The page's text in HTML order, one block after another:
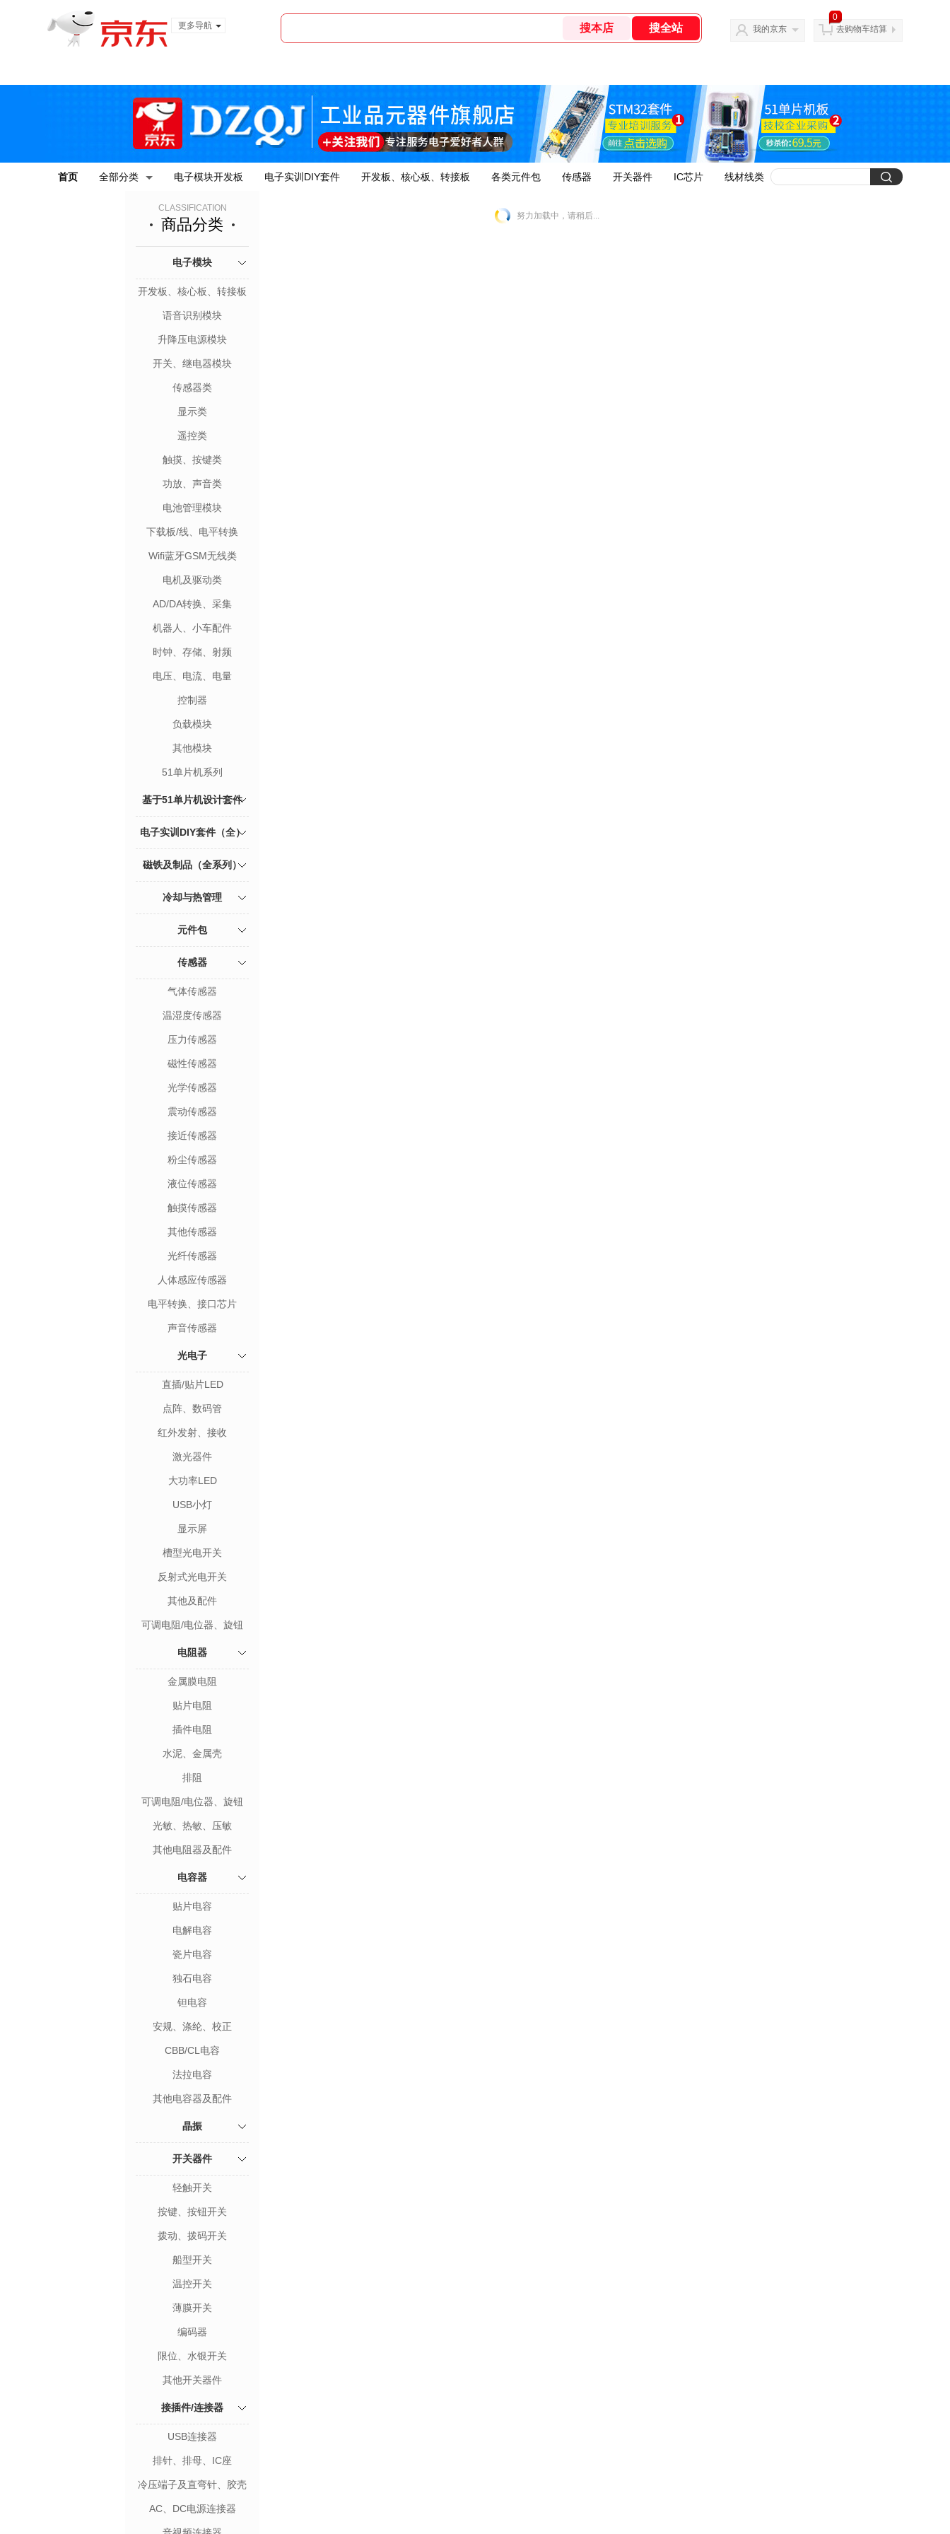
更多导航
我的京东
0
去购物车结算
首页 全部分类 电子模块开发板 电子实训DIY套件 开发板、核心板、转接板 各类元件包 传感器 开关器件 IC芯片 线材线类
CLASSIFICATION
商品分类
电子模块
开发板、核心板、转接板
语音识别模块
升降压电源模块
开关、继电器模块
传感器类
显示类
遥控类
触摸、按键类
功放、声音类
电池管理模块
下载板/线、电平转换
Wifi蓝牙GSM无线类
电机及驱动类
AD/DA转换、采集
机器人、小车配件
时钟、存储、射频
电压、电流、电量
控制器
负载模块
其他模块
51单片机系列
基于51单片机设计套件
电子实训DIY套件（全）
磁铁及制品（全系列）
冷却与热管理
元件包
传感器
气体传感器
温湿度传感器
压力传感器
磁性传感器
光学传感器
震动传感器
接近传感器
粉尘传感器
液位传感器
触摸传感器
其他传感器
光纤传感器
人体感应传感器
电平转换、接口芯片
声音传感器
光电子
直插/贴片LED
点阵、数码管
红外发射、接收
激光器件
大功率LED
USB小灯
显示屏
槽型光电开关
反射式光电开关
其他及配件
可调电阻/电位器、旋钮
电阻器
金属膜电阻
贴片电阻
插件电阻
水泥、金属壳
排阻
可调电阻/电位器、旋钮
光敏、热敏、压敏
其他电阻器及配件
电容器
贴片电容
电解电容
瓷片电容
独石电容
钽电容
安规、涤纶、校正
CBB/CL电容
法拉电容
其他电容器及配件
晶振
开关器件
轻触开关
按键、按钮开关
拨动、拨码开关
船型开关
温控开关
薄膜开关
编码器
限位、水银开关
其他开关器件
接插件/连接器
USB连接器
排针、排母、IC座
冷压端子及直弯针、胶壳
AC、DC电源连接器
努力加载中，请稍后...